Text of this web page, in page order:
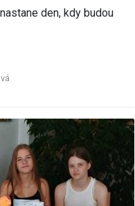
den, kdy budou